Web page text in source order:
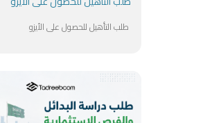
طلب التأهيل للحصول على الأيزو